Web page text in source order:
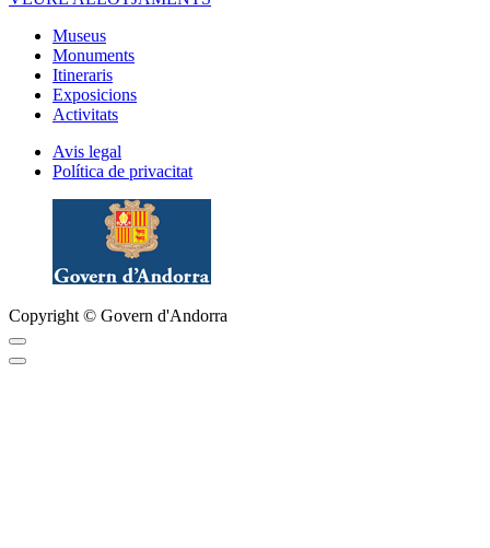
Museus
Monuments
Itineraris
Exposicions
Activitats
Avis legal
Política de privacitat
Copyright © Govern d'Andorra